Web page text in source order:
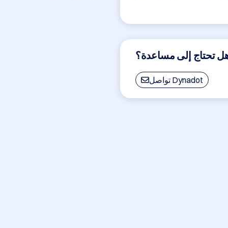
تواصل Dynadot